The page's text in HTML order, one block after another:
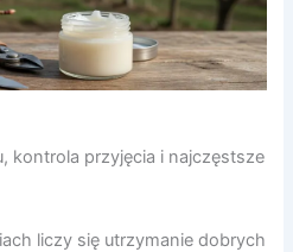
kontrola przyjęcia i najczęstsze
liczy się utrzymanie dobrych